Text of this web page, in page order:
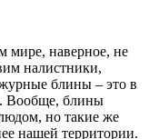
мире, наверное, не
налистники,
блины – это в
Вообще, блины
но такие же
нашей территории.